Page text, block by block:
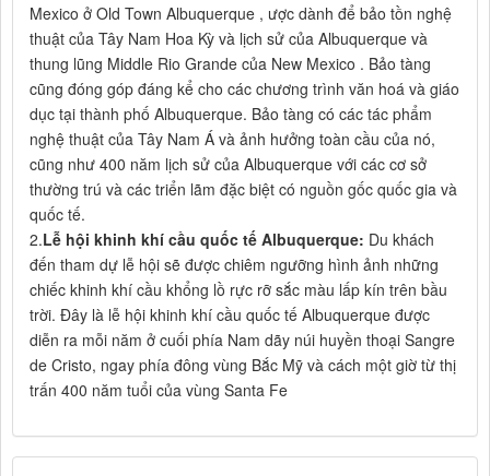
Mexico ở Old Town Albuquerque , ược dành để bảo tồn nghệ
thuật của Tây Nam Hoa Kỳ và lịch sử của Albuquerque và
thung lũng Middle Rio Grande của New Mexico . Bảo tàng
cũng đóng góp đáng kể cho các chương trình văn hoá và giáo
dục tại thành phố Albuquerque. Bảo tàng có các tác phẩm
nghệ thuật của Tây Nam Á và ảnh hưởng toàn cầu của nó,
cũng như 400 năm lịch sử của Albuquerque với các cơ sở
thường trú và các triển lãm đặc biệt có nguồn gốc quốc gia và
quốc tế.
2.Lễ hội khinh khí cầu quốc tế Albuquerque: Du khách
đến tham dự lễ hội sẽ được chiêm ngưỡng hình ảnh những
chiếc khinh khí cầu khổng lồ rực rỡ sắc màu lấp kín trên bầu
trời. Đây là lễ hội khinh khí cầu quốc tế Albuquerque được
diễn ra mỗi năm ở cuối phía Nam dãy núi huyền thoại Sangre
de Cristo, ngay phía đông vùng Bắc Mỹ và cách một giờ từ thị
trấn 400 năm tuổi của vùng Santa Fe